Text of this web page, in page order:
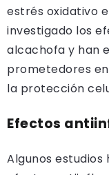
estrés oxidativo
investigado los
alcachofa y han
prometedores
la protección
Efectos
Algunos estudios